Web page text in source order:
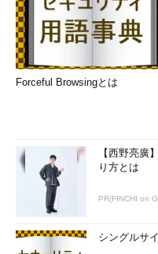
Forceful Browsingとは
【西野亮廣
り方とは
PR(FINCHI on
シングルサ